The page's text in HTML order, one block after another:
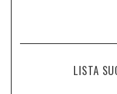
LISTA